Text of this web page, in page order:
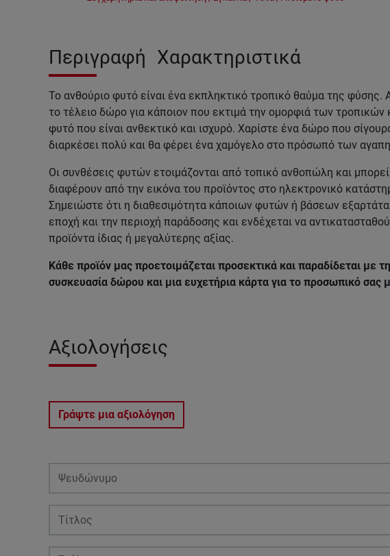
Περιγραφή Χαρακτηριστικά
Το ανθούριο φυτό είναι ένα εκπληκτικό τροπικό θαύμα της φύσης.
το τέλειο δώρο για κάποιον που εκτιμά την ομορφιά των τροπικών
φυτό που είναι ανθεκτικό και ισχυρό. Χαρίστε ένα δώρο που
διαρκέσει πολύ και θα φέρει ένα χαμόγελο στο πρόσωπό των
Οι συνθέσεις φυτών ετοιμάζονται από τοπικό ανθοπώλη και
διαφέρουν από την εικόνα του προϊόντος στο ηλεκτρονικό
Σημειώστε ότι η διαθεσιμότητα κάποιων φυτών ή βάσεων
εποχή και την περιοχή παράδοσης και ενδέχεται να
προϊόντα ίδιας ή μεγαλύτερης αξίας.
Κάθε προϊόν μας προετοιμάζεται προσεκτικά και παραδίδεται με
συσκευασία δώρου και μια ευχετήρια κάρτα για το προσωπικό σας
Αξιολογήσεις
Γράψτε μια αξιολόγηση